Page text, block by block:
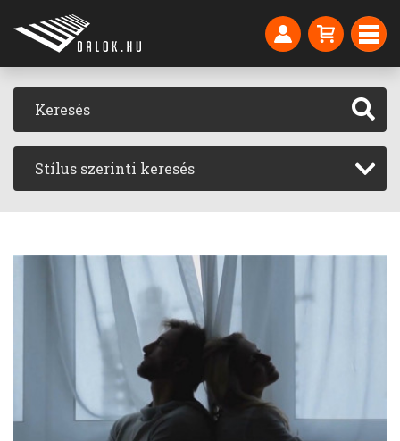
Stílus szerinti keresés